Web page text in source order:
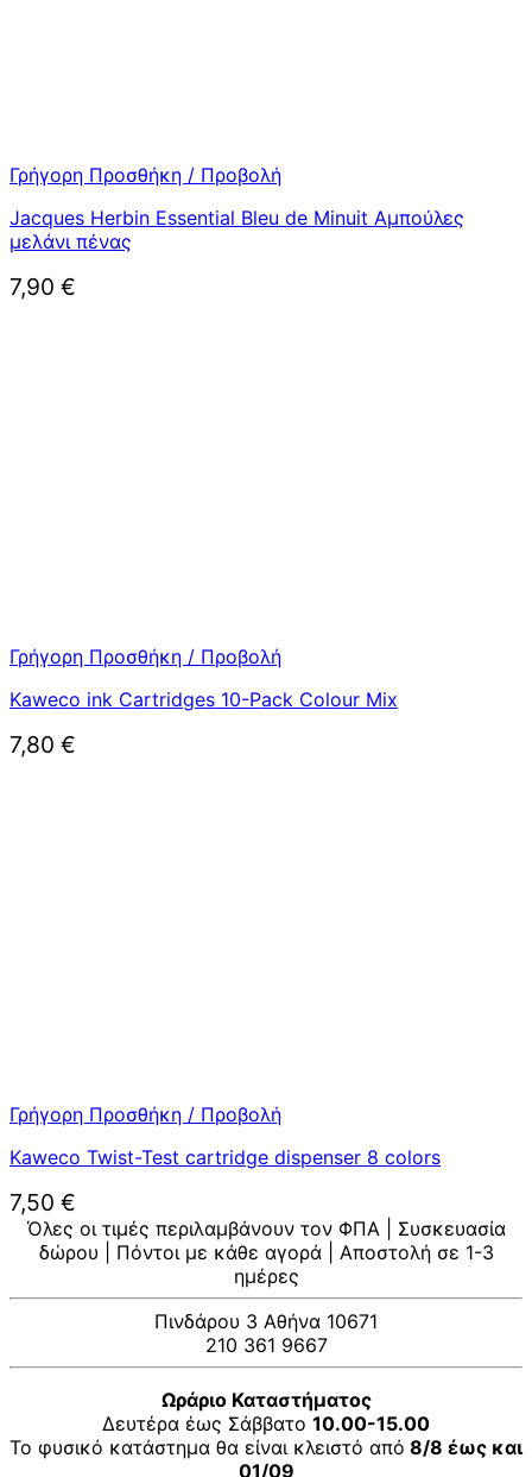
Γρήγορη Προσθήκη / Προβολή
Jacques Herbin Essential Bleu de Minuit Αμπούλες
μελάνι πένας
7,90 €
Γρήγορη Προσθήκη / Προβολή
Kaweco ink Cartridges 10-Pack Colour Mix
7,80 €
Γρήγορη Προσθήκη / Προβολή
Kaweco Twist-Test cartridge dispenser 8 colors
7,50 €
Όλες οι τιμές περιλαμβάνουν τον ΦΠΑ | Συσκευασία
δώρου | Πόντοι με κάθε αγορά | Αποστολή σε 1-3
ημέρες
Πινδάρου 3 Αθήνα 10671
210 361 9667
Ωράριο Καταστήματος
Δευτέρα έως Σάββατο 10.00-15.00
Το φυσικό κατάστημα θα είναι κλειστό από 8/8 έως και
01/09